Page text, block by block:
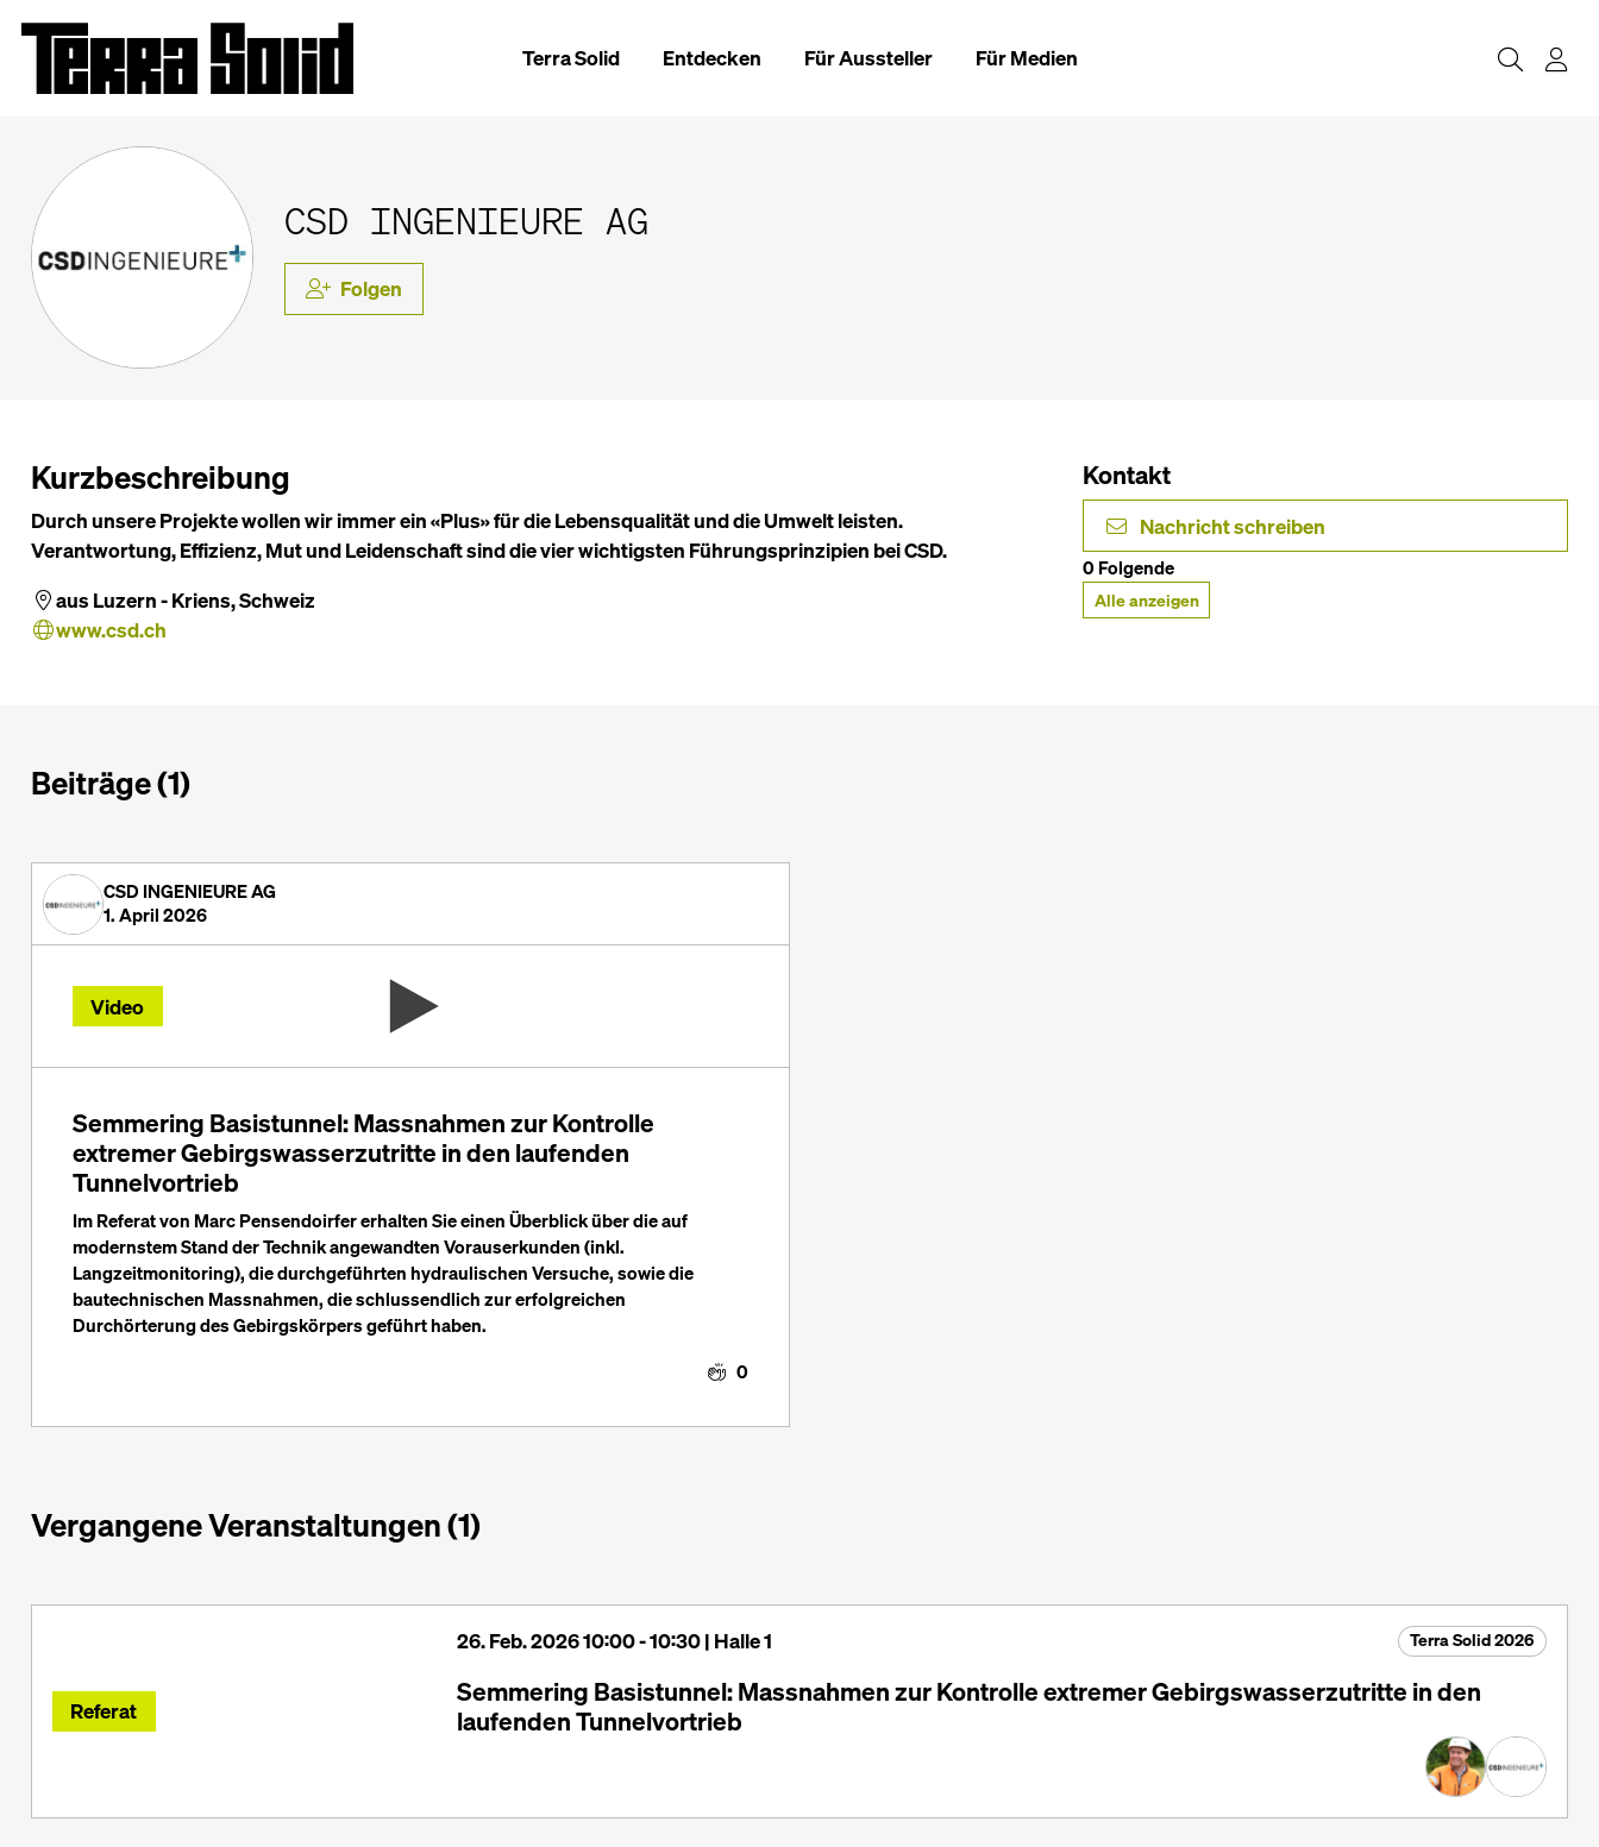
Terra Solid Entdecken Für Aussteller Für Medien
CSD INGENIEURE AG
Folgen
Kurzbeschreibung
Durch unsere Projekte wollen wir immer ein «Plus» für die Lebensqualität und die Umwelt leisten.
Verantwortung, Effizienz, Mut und Leidenschaft sind die vier wichtigsten Führungsprinzipien bei CSD.
aus Luzern - Kriens, Schweiz
www.csd.ch
Kontakt
Nachricht schreiben
0 Folgende
Alle anzeigen
Beiträge (1)
CSD INGENIEURE AG
1. April 2026
Video
Semmering Basistunnel: Massnahmen zur Kontrolle
extremer Gebirgswasserzutritte in den laufenden
Tunnelvortrieb
Im Referat von Marc Pensendoirfer erhalten Sie einen Überblick über die auf
modernstem Stand der Technik angewandten Vorauserkunden (inkl.
Langzeitmonitoring), die durchgeführten hydraulischen Versuche, sowie die
bautechnischen Massnahmen, die schlussendlich zur erfolgreichen
Durchörterung des Gebirgskörpers geführt haben.
0
Vergangene Veranstaltungen (1)
Referat
26. Feb. 2026 10:00 - 10:30 | Halle 1 Terra Solid 2026
Semmering Basistunnel: Massnahmen zur Kontrolle extremer Gebirgswasserzutritte in den
laufenden Tunnelvortrieb